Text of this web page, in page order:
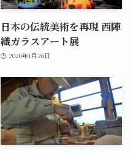
日本の伝統美術を再現 西陣
織ガラスアート展
2020年1月26日